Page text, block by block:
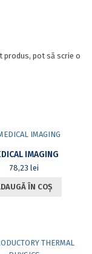
produs, pot să scrie o
IMAGING
78,23 lei
ÎN COȘ